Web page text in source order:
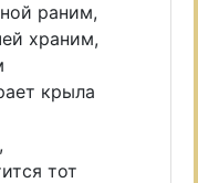
раним,
храним,
крыла
тот